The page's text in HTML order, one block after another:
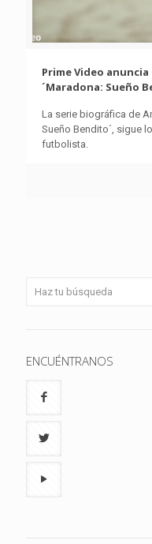
Prime Video
´Maradona: Sueño
La serie biográfica de
Sueño Bendito´, sigue
futbolista.
ENCUÉNTRANOS